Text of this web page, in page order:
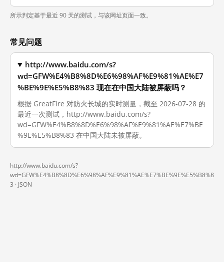
所示判定基于最近 90 天的测试，与该网址页面一致。
常见问题
http://www.baidu.com/s?
wd=GFW%E4%B8%8D%E6%98%AF%E9%81%AE%E7
%BE%9E%E5%B8%83 现在在中国大陆被屏蔽吗？
根据 GreatFire 对防火长城的实时测量，截至 2026-07-28 的
最近一次测试，http://www.baidu.com/s?
wd=GFW%E4%B8%8D%E6%98%AF%E9%81%AE%E7%BE
%9E%E5%B8%83 在中国大陆未被屏蔽。
http://www.baidu.com/s?
wd=GFW%E4%B8%8D%E6%98%AF%E9%81%AE%E7%BE%9E%E5%B8%8
3 · JSON